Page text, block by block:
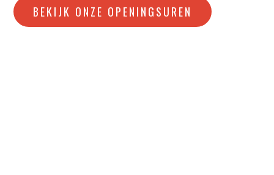
BEKIJK ONZE OPENINGSUREN